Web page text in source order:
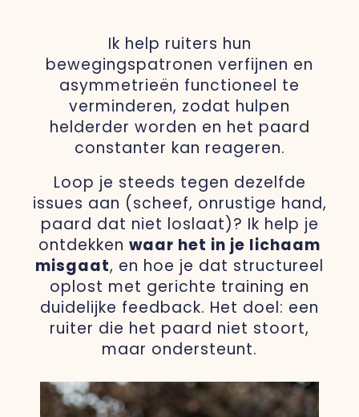
Ik help ruiters hun
bewegingspatronen verfijnen en
asymmetrieën functioneel te
verminderen, zodat hulpen
helderder worden en het paard
constanter kan reageren.
Loop je steeds tegen dezelfde
issues aan (scheef, onrustige hand,
paard dat niet loslaat)? Ik help je
ontdekken waar het in je lichaam
misgaat, en hoe je dat structureel
oplost met gerichte training en
duidelijke feedback. Het doel: een
ruiter die het paard niet stoort,
maar ondersteunt.